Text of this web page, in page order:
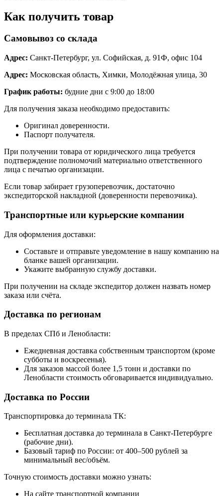
Как получить товар
Самовывоз со склада
Адрес: Санкт-Петербург, ул. Софийская, д. 91Ф, офис 104
Адрес: Московская область, Химки, Молодёжная улица, 30
График работы: будние дни с 9:00 до 18:00
Для получения заказа необходимо предоставить:
Оригинал доверенности.
Паспорт получателя.
При получении товара от юридического лица требуется
подтверждение полномочий материально ответственного
лица с печатью организации.
Если товар забирает грузоперевозчик, достаточно
экспедиторской накладной (доверенности перевозчика).
Транспортные или курьерские компании
Для оформления доставки:
Составьте и отправьте уведомление в нашу компанию на
бланке вашей организации.
Укажите выбранную службу доставки.
При получении на складе экспедитор должен назвать номер
заказа или счёта.
Доставка по регионам
В пределах СПб и Ленобласти:
Ежедневная доставка собственным транспортом (кроме
субботы и воскресенья).
Для заказов массой более 1,5 тонн и доставки по
Ленобласти стоимость обговаривается индивидуально.
Доставка по России
Транспортировка до терминала ТК:
Бесплатная доставка до терминала в Санкт-Петербурге
(рабочие дни).
Базовый тариф по России: от 400–500 рублей за
минимальный вес/объём.
Точную стоимость доставки можно узнать:
На сайте транспортной компании